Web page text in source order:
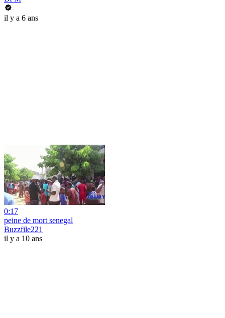
il y a 6 ans
0:17
peine de mort senegal
Buzzfile221
il y a 10 ans